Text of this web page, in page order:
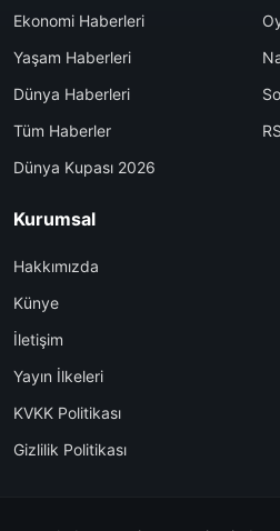
Ekonomi Haberleri
Yaşam Haberleri
Dünya Haberleri
Tüm Haberler
Dünya Kupası 2026
Kurumsal
Hakkımızda
Künye
İletişim
Yayın İlkeleri
KVKK Politikası
Gizlilik Politikası